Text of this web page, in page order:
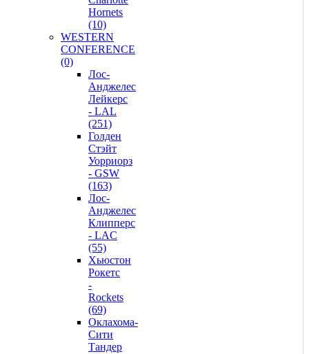
Hornets
(10)
WESTERN
CONFERENCE
(0)
Лос-
Анджелес
Лейкерс
- LAL
(251)
Голден
Стэйт
Уорриорз
- GSW
(163)
Лос-
Анджелес
Клипперс
- LAC
(55)
Хьюстон
Рокетс
-
Rockets
(69)
Оклахома-
Сити
Тандер